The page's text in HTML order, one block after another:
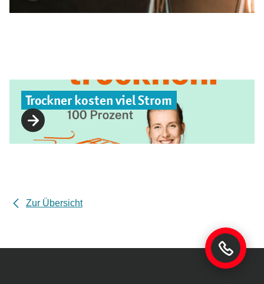
Trockner kosten viel Strom
Zur Übersicht